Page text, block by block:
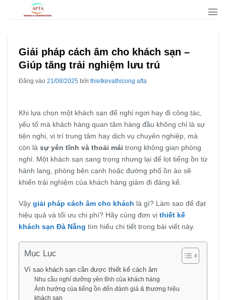
Giải pháp cách âm cho khách sạn –
Giúp tăng trải nghiệm lưu trú
Đăng vào 21/08/2025 bởi thietkevathicong afta
Khi lựa chọn một khách sạn để nghỉ ngơi hay đi công tác,
yếu tố mà khách hàng quan tâm hàng đầu không chỉ là sự
tiện nghi, vị trí trung tâm hay dịch vụ chuyên nghiệp, mà
còn là sự yên tĩnh và thoải mái trong không gian phòng
nghỉ. Một khách sạn sang trọng nhưng lại để lọt tiếng ồn từ
hành lang, phòng bên cạnh hoặc đường phố ồn ào sẽ
khiến trải nghiệm của khách hàng giảm đi đáng kể.
Vậy giải pháp cách âm cho khách là gì? Làm sao để đạt
hiệu quả và tối ưu chi phí? Hãy cùng đơn vị thiết kế
khách sạn Đà Nẵng tìm hiểu chi tiết trong bài viết này.
Mục Lục
Vì sao khách sạn cần được thiết kế cách âm
Nhu cầu nghỉ dưỡng yên tĩnh của khách hàng
Ảnh hưởng của tiếng ồn đến đánh giá & thương hiệu
khách sạn